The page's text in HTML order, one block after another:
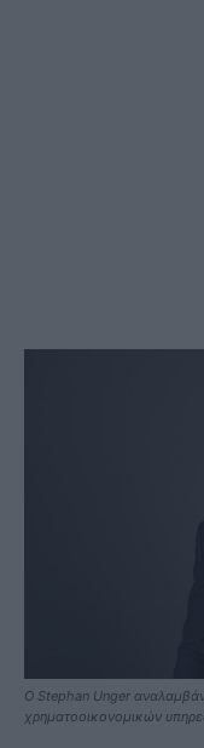
Ο Stephan Unger
χρηματοοικονομικών